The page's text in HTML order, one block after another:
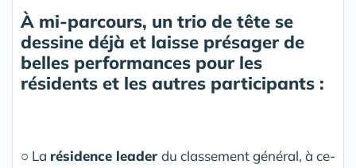
À mi-parcours, un trio de tête se
dessine déjà et laisse présager de
belles performances pour les
résidents et les autres participants :
○ La résidence leader du classement général, à ce-